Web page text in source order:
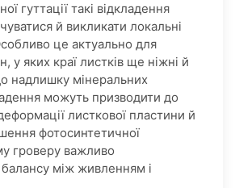
гуттації такі відкладення
й викликати локальні
це актуально для
у яких краї листків ще ніжні й
надлишку мінеральних
можуть призводити до
листкової пластини й
фотосинтетичної
гроверу важливо
між живленням і